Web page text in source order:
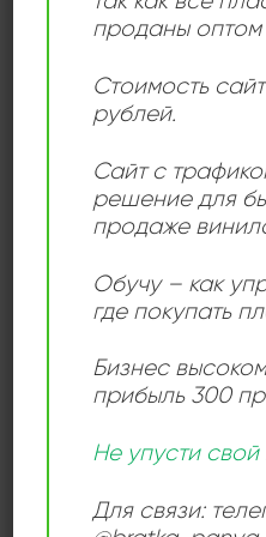
С Любовью К
ОБЛАКО МЕТОК
3LP 33 оборота 45
Direct Metal Mastering (DMM)
Maxi-Single misprint
Sealed stereo
вырубка на конверте
красные лейблы
мраморные лейблы наклейка
проданы оптом
Стоимость
рублей.
Сайт с
решение для
продаже
Обучу – как
где покупать
Бизнес
прибыль 300
Не упусти
Для связи: